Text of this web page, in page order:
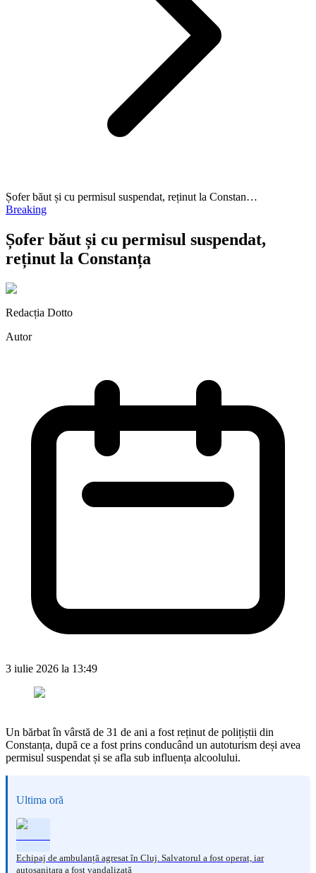
Șofer băut și cu permisul suspendat, reținut la Constan…
Breaking
Șofer băut și cu permisul suspendat,
reținut la Constanța
Redacția Dotto
Autor
3 iulie 2026 la 13:49
Un bărbat în vârstă de 31 de ani a fost reținut de polițiștii din
Constanța, după ce a fost prins conducând un autoturism deși avea
permisul suspendat și se afla sub influența alcoolului.
Ultima oră
Echipaj de ambulanță agresat în Cluj. Salvatorul a fost operat, iar
autosanitara a fost vandalizată